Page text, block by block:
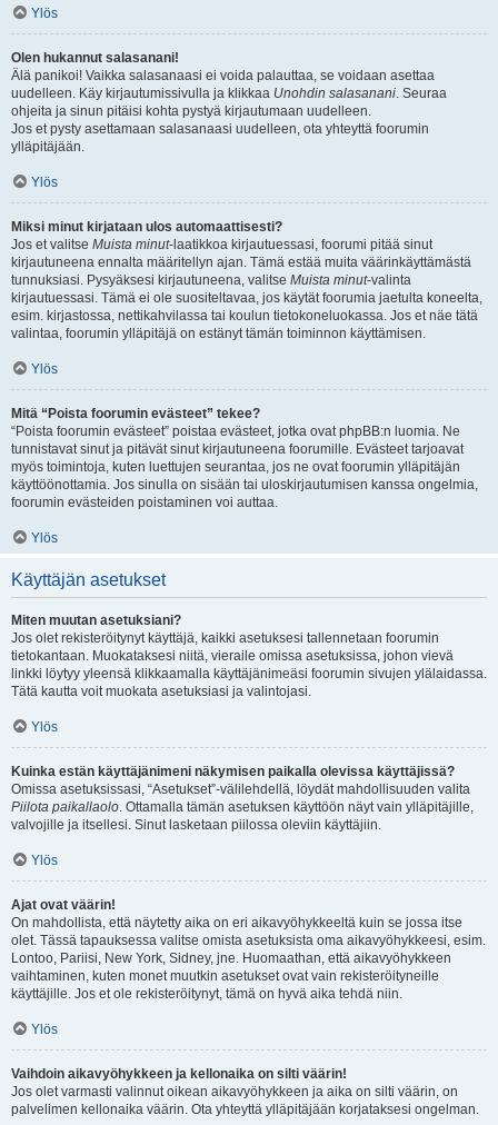
Ylös
Olen hukannut salasanani!
Älä panikoi! Vaikka salasanaasi ei voida palauttaa, se voidaan asettaa
uudelleen. Käy kirjautumissivulla ja klikkaa Unohdin salasanani. Seuraa
ohjeita ja sinun pitäisi kohta pystyä kirjautumaan uudelleen.
Jos et pysty asettamaan salasanaasi uudelleen, ota yhteyttä foorumin
ylläpitäjään.
Ylös
Miksi minut kirjataan ulos automaattisesti?
Jos et valitse Muista minut-laatikkoa kirjautuessasi, foorumi pitää sinut
kirjautuneena ennalta määritellyn ajan. Tämä estää muita väärinkäyttämästä
tunnuksiasi. Pysyäksesi kirjautuneena, valitse Muista minut-valinta
kirjautuessasi. Tämä ei ole suositeltavaa, jos käytät foorumia jaetulta koneelta,
esim. kirjastossa, nettikahvilassa tai koulun tietokoneluokassa. Jos et näe tätä
valintaa, foorumin ylläpitäjä on estänyt tämän toiminnon käyttämisen.
Ylös
Mitä “Poista foorumin evästeet” tekee?
“Poista foorumin evästeet” poistaa evästeet, jotka ovat phpBB:n luomia. Ne
tunnistavat sinut ja pitävät sinut kirjautuneena foorumille. Evästeet tarjoavat
myös toimintoja, kuten luettujen seurantaa, jos ne ovat foorumin ylläpitäjän
käyttöönottamia. Jos sinulla on sisään tai uloskirjautumisen kanssa ongelmia,
foorumin evästeiden poistaminen voi auttaa.
Ylös
Käyttäjän asetukset
Miten muutan asetuksiani?
Jos olet rekisteröitynyt käyttäjä, kaikki asetuksesi tallennetaan foorumin
tietokantaan. Muokataksesi niitä, vieraile omissa asetuksissa, johon vievä
linkki löytyy yleensä klikkaamalla käyttäjänimeäsi foorumin sivujen ylälaidassa.
Tätä kautta voit muokata asetuksiasi ja valintojasi.
Ylös
Kuinka estän käyttäjänimeni näkymisen paikalla olevissa käyttäjissä?
Omissa asetuksissasi, “Asetukset”-välilehdellä, löydät mahdollisuuden valita
Piilota paikallaolo. Ottamalla tämän asetuksen käyttöön näyt vain ylläpitäjille,
valvojille ja itsellesi. Sinut lasketaan piilossa oleviin käyttäjiin.
Ylös
Ajat ovat väärin!
On mahdollista, että näytetty aika on eri aikavyöhykkeeltä kuin se jossa itse
olet. Tässä tapauksessa valitse omista asetuksista oma aikavyöhykkeesi, esim.
Lontoo, Pariisi, New York, Sidney, jne. Huomaathan, että aikavyöhykkeen
vaihtaminen, kuten monet muutkin asetukset ovat vain rekisteröityneille
käyttäjille. Jos et ole rekisteröitynyt, tämä on hyvä aika tehdä niin.
Ylös
Vaihdoin aikavyöhykkeen ja kellonaika on silti väärin!
Jos olet varmasti valinnut oikean aikavyöhykkeen ja aika on silti väärin, on
palvelimen kellonaika väärin. Ota yhteyttä ylläpitäjään korjataksesi ongelman.